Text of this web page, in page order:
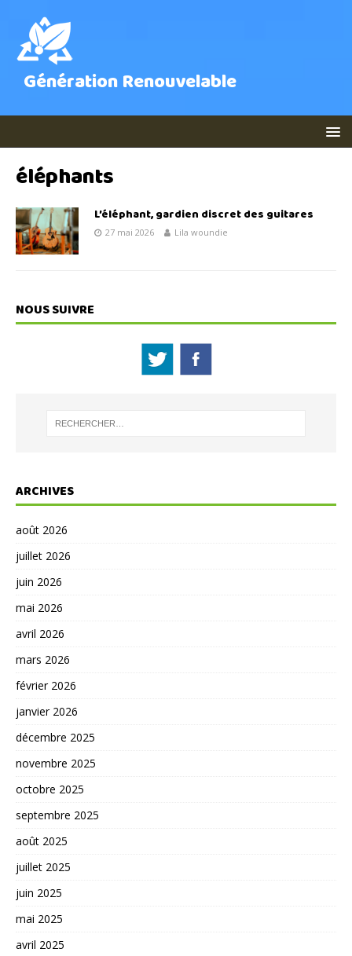
Génération Renouvelable
éléphants
L’éléphant, gardien discret des guitares
27 mai 2026 Lila woundie
NOUS SUIVRE
ARCHIVES
août 2026
juillet 2026
juin 2026
mai 2026
avril 2026
mars 2026
février 2026
janvier 2026
décembre 2025
novembre 2025
octobre 2025
septembre 2025
août 2025
juillet 2025
juin 2025
mai 2025
avril 2025